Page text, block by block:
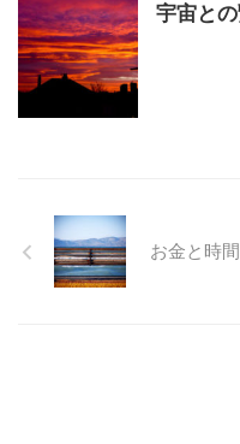
宇宙と
お金と時間